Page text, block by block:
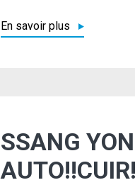
En savoir plus
SSANG